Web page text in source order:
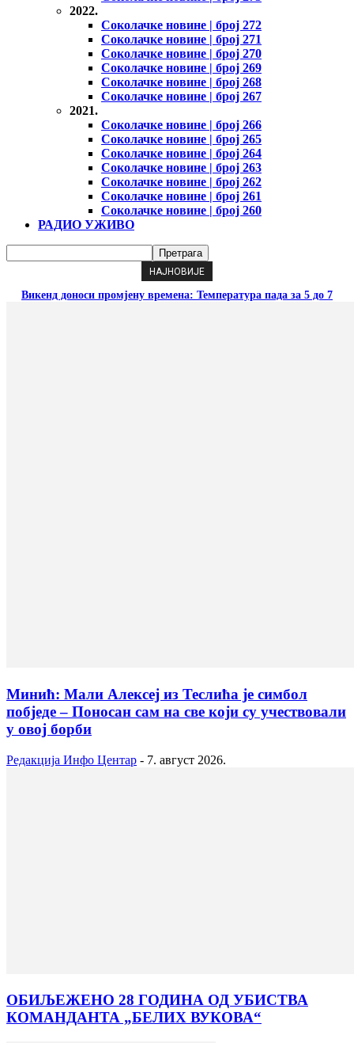
2022.
Соколачке новине | број 272
Соколачке новине | број 271
Соколачке новине | број 270
Соколачке новине | број 269
Соколачке новине | број 268
Соколачке новине | број 267
2021.
Соколачке новине | број 266
Соколачке новине | број 265
Соколачке новине | број 264
Соколачке новине | број 263
Соколачке новине | број 262
Соколачке новине | број 261
Соколачке новине | број 260
РАДИО УЖИВО
НАЈНОВИЈЕ
Викенд доноси промјену времена: Температура пада за 5 до 7
Минић: Мали Алексеј из Теслића је симбол
побједе – Поносан сам на све који су учествовали
у овој борби
Редакција Инфо Центар - 7. август 2026.
ОБИЉЕЖЕНО 28 ГОДИНА ОД УБИСТВА
КОМАНДАНТА „БЕЛИХ ВУКОВА“